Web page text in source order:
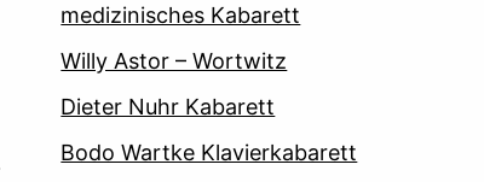
medizinisches Kabarett
Willy Astor – Wortwitz
Dieter Nuhr Kabarett
Bodo Wartke Klavierkabarett